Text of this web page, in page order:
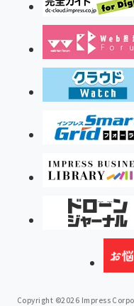
Copyright ©2026 Impress